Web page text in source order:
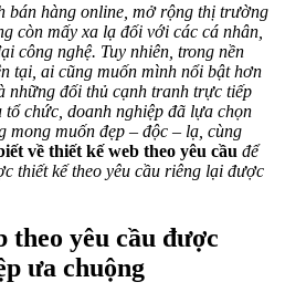
bán hàng online, mở rộng thị trường
còn mấy xa lạ đối với các cá nhân,
công nghệ. Tuy nhiên, trong nền
tại, ai cũng muốn mình nổi bật hơn
những đối thủ cạnh tranh trực tiếp
chức, doanh nghiệp đã lựa chọn
mong muốn đẹp – độc – lạ, cùng
về thiết kế web theo yêu cầu để
thiết kế theo yêu cầu riêng lại được
theo yêu cầu được
ưa chuộng